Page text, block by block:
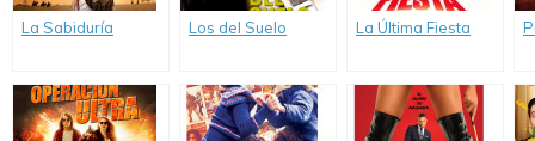
La Sabiduría Los del Suelo La Última Fiesta